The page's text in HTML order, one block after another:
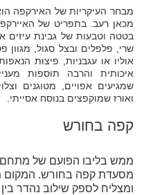
מבחר העיקריות של האירקפה
מכאן רעב. בתפריט של
בטטה וטבעות של גבינת עיזים
שרי, פלפלים ובצל סגול,
אוליו או עגבניות, פיצות
איכותית והרבה תוספות
שמגיעים אפויים, מטוגנים
ואורז שמוקפצים בנוסח אסייתי.
קפה בחורש
ממש בליבו הפועם של מתחם
מסעדת קפה בחורש. המקום
ומצליח לספק שילוב נהדר